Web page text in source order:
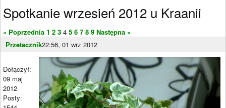
Spotkanie wrzesień 2012 u Kraanii
« Poprzednia 1 2 3 4 5 6 7 8 9 Następna »
Przetacznik22:56, 01 wrz 2012
Dołączył:
09 maj
2012
Posty: